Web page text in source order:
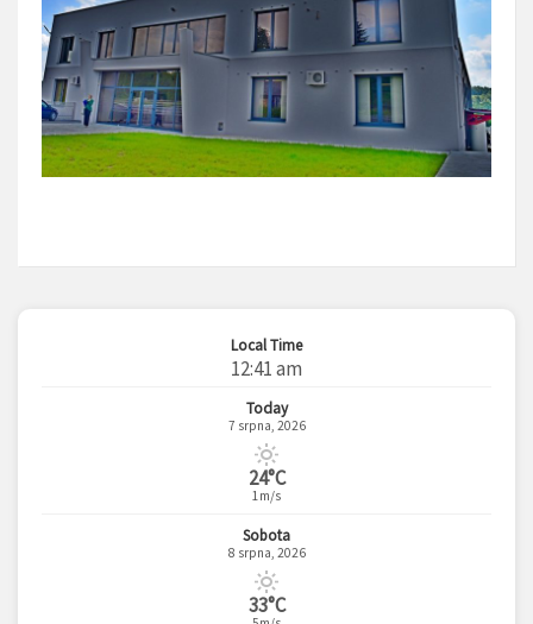
Local Time
12:41 am
Today
7 srpna, 2026
24°C
1m/s
Sobota
8 srpna, 2026
33°C